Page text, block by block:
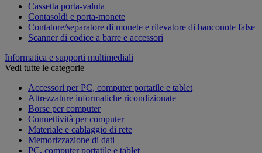
Cassetta porta-valuta
Contasoldi e porta-monete
Contatore/separatore di monete e rilevatore di banconote false
Scanner di codice a barre e accessori
Informatica e supporti multimediali
Vedi tutte le categorie
Accessori per PC, computer portatile e tablet
Attrezzature informatiche ricondizionate
Borse per computer
Connettività per computer
Materiale e cablaggio di rete
Memorizzazione di dati
PC, computer portatile e tablet